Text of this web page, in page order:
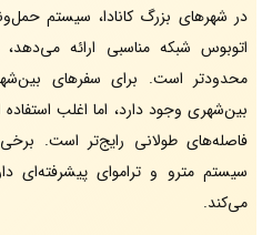
در شهرهای بزرگ کانادا، سیستم
اتوبوس شبکه مناسبی ارائه
محدودتر است. برای سفرهای
بین‌شهری وجود دارد، اما اغلب
فاصله‌های طولانی رایج‌تر است. برخی
سیستم مترو و تراموای پیشرفته‌ای
می‌کند.